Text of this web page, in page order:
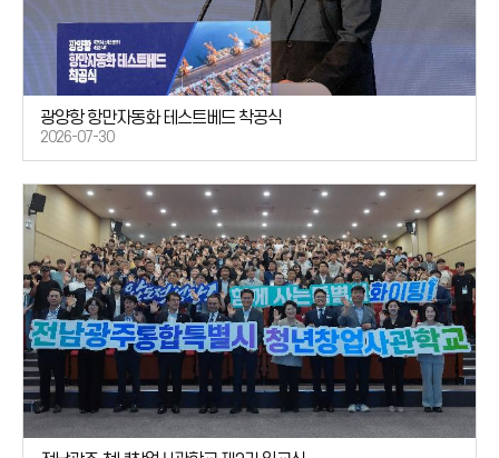
광양항 항만자동화 테스트베드 착공식
2026-07-30